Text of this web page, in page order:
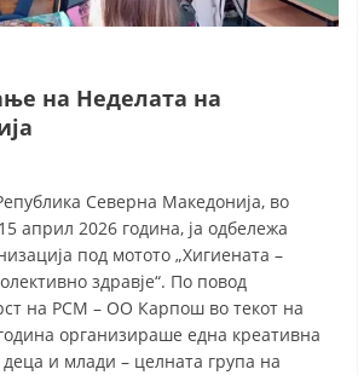
ДЕЈСТВУВАЊЕ
ПРИРАЧНИЦИ
на Неделата на
Северна Македонија, во
април 2026 година, ја одбележа
под мотото „Хигиената –
здравје“. По повод
на РСМ – ОО Карпош во текот на
организираше една креативна
и млади – целната група на